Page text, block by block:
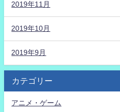
2019年11月
2019年10月
2019年9月
カテゴリー
アニメ・ゲーム